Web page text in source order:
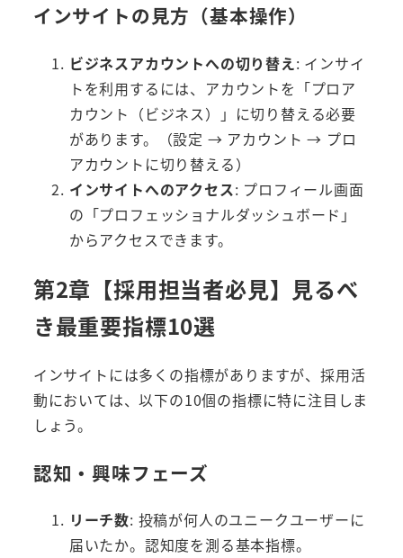
インサイトの見方（基本操作）
ビジネスアカウントへの切り替え: インサイ
トを利用するには、アカウントを「プロア
カウント（ビジネス）」に切り替える必要
があります。（設定 → アカウント → プロ
アカウントに切り替える）
インサイトへのアクセス: プロフィール画面
の「プロフェッショナルダッシュボード」
からアクセスできます。
第2章【採用担当者必見】見るべ
き最重要指標10選
インサイトには多くの指標がありますが、採用活
動においては、以下の10個の指標に特に注目しま
しょう。
認知・興味フェーズ
リーチ数: 投稿が何人のユニークユーザーに
届いたか。認知度を測る基本指標。